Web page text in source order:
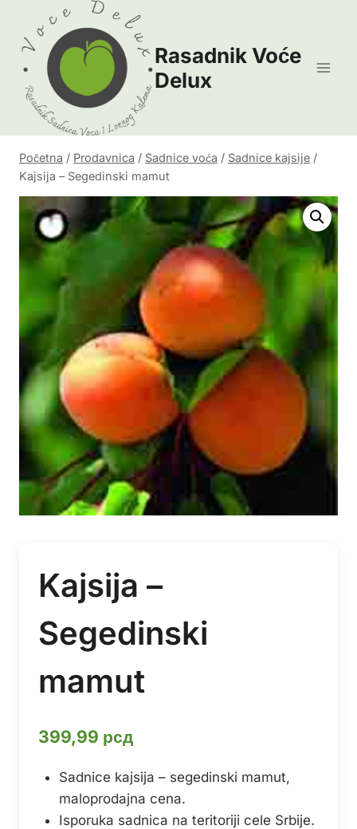
content
Rasadnik Voće
Delux
Početna / Prodavnica / Sadnice voća / Sadnice kajsije /
Kajsija – Segedinski mamut
Kajsija –
Segedinski
mamut
399,99 рсд
Sadnice kajsija – segedinski mamut,
maloprodajna cena.
Isporuka sadnica na teritoriji cele Srbije.